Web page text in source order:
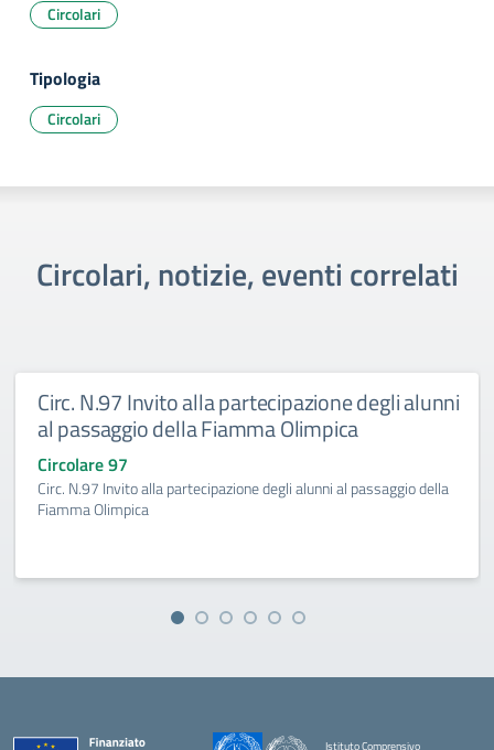
Circolari
Tipologia
Circolari
Circolari, notizie, eventi correlati
Circ. N.97 Invito alla partecipazione degli alunni
al passaggio della Fiamma Olimpica
Circolare 97
Circ. N.97 Invito alla partecipazione degli alunni al passaggio della
Fiamma Olimpica
Istituto Comprensivo